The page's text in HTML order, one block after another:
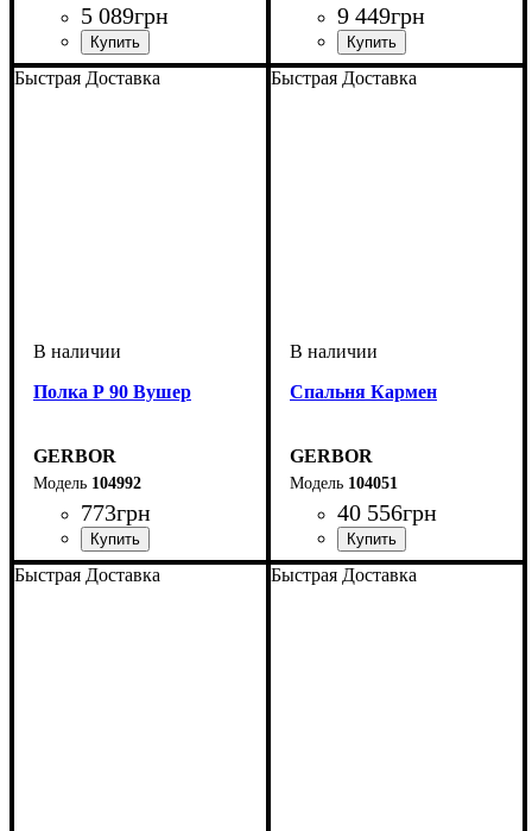
5 089грн 9 449грн
Быстрая Доставка
Полка Р 90 Вушер
GERBOR
104992
773грн
Быстрая Доставка
Спальня Кармен
GERBOR
104051
40 556грн
Быстрая Доставка Быстрая Доставка